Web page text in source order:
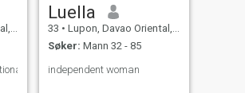
Luella
33 • Lupon, Davao Oriental, Filippinene
Søker: Mann 32 - 85
independent woman